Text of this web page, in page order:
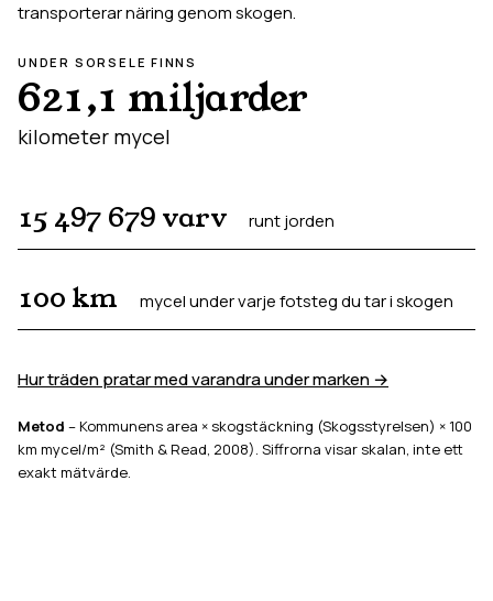
transporterar näring genom skogen.
UNDER SORSELE FINNS
621,1 miljarder
kilometer mycel
15 497 679 varv runt jorden
100 km mycel under varje fotsteg du tar i skogen
Hur träden pratar med varandra under marken →
Metod – Kommunens area × skogstäckning (Skogsstyrelsen) × 100
km mycel/m² (Smith & Read, 2008). Siffrorna visar skalan, inte ett
exakt mätvärde.